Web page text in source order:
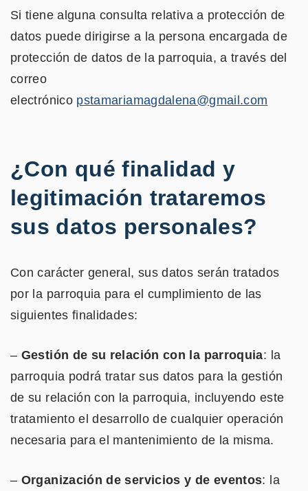
Si tiene alguna consulta relativa a protección de
datos puede dirigirse a la persona encargada de
protección de datos de la parroquia, a través del
correo
electrónico pstamariamagdalena@gmail.com
¿Con qué finalidad y
legitimación trataremos
sus datos personales?
Con carácter general, sus datos serán tratados
por la parroquia para el cumplimiento de las
siguientes finalidades:
– Gestión de su relación con la parroquia: la
parroquia podrá tratar sus datos para la gestión
de su relación con la parroquia, incluyendo este
tratamiento el desarrollo de cualquier operación
necesaria para el mantenimiento de la misma.
– Organización de servicios y de eventos: la